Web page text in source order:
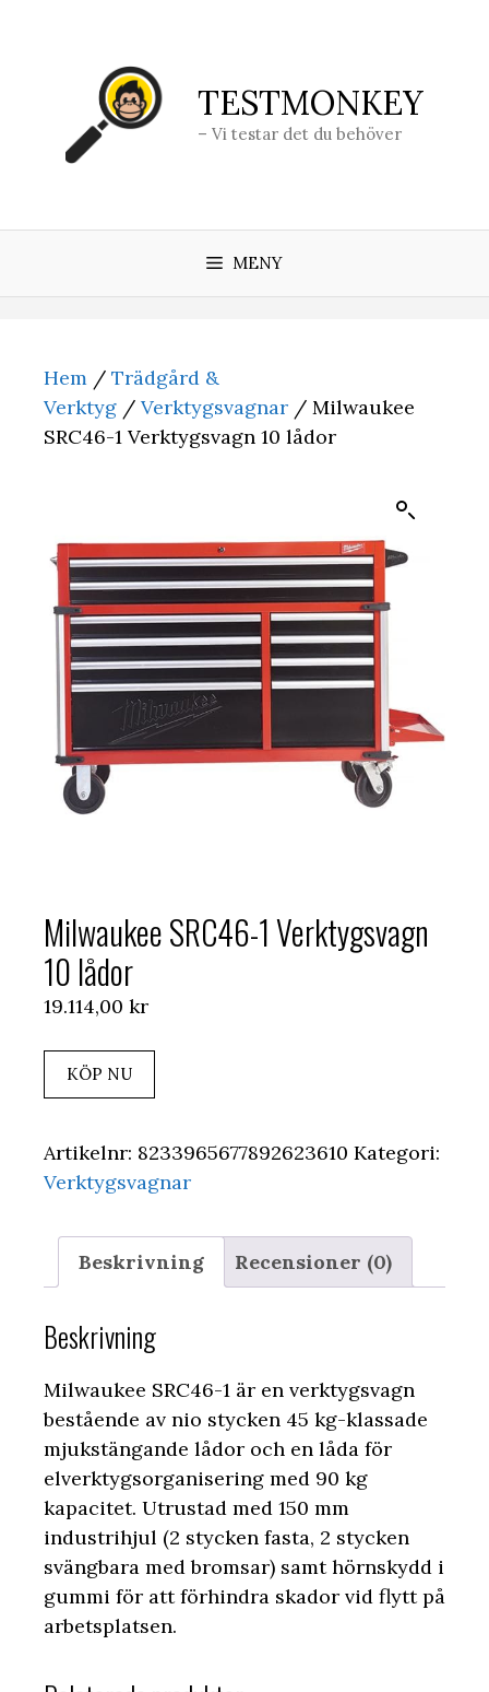
TESTMONKEY
– Vi testar det du behöver
MENY
Hem / Trädgård &
Verktyg / Verktygsvagnar / Milwaukee
SRC46-1 Verktygsvagn 10 lådor
Milwaukee SRC46-1 Verktygsvagn
10 lådor
19.114,00 kr
KÖP NU
Artikelnr: 8233965677892623610 Kategori:
Verktygsvagnar
Beskrivning Recensioner (0)
Beskrivning
Milwaukee SRC46-1 är en verktygsvagn
bestående av nio stycken 45 kg-klassade
mjukstängande lådor och en låda för
elverktygsorganisering med 90 kg
kapacitet. Utrustad med 150 mm
industrihjul (2 stycken fasta, 2 stycken
svängbara med bromsar) samt hörnskydd i
gummi för att förhindra skador vid flytt på
arbetsplatsen.